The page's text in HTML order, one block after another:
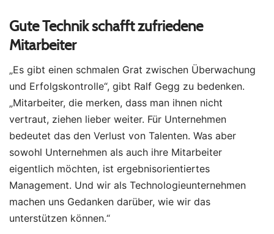
Gute Technik schafft zufriedene
Mitarbeiter
„Es gibt einen schmalen Grat zwischen Überwachung
und Erfolgskontrolle“, gibt Ralf Gegg zu bedenken.
„Mitarbeiter, die merken, dass man ihnen nicht
vertraut, ziehen lieber weiter. Für Unternehmen
bedeutet das den Verlust von Talenten. Was aber
sowohl Unternehmen als auch ihre Mitarbeiter
eigentlich möchten, ist ergebnisorientiertes
Management. Und wir als Technologieunternehmen
machen uns Gedanken darüber, wie wir das
unterstützen können.“